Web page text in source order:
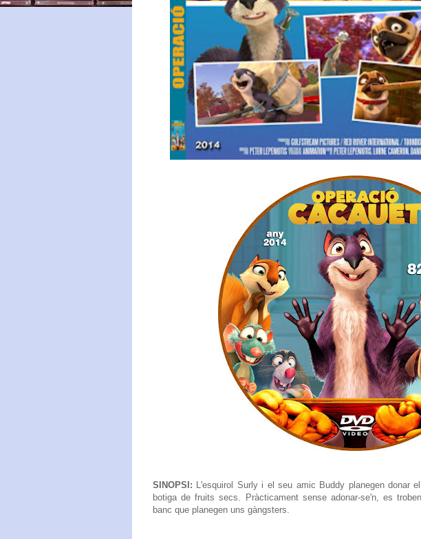
SINOPSI: L'esquirol Surly i el seu amic Buddy planegen donar
botiga de fruits secs. Pràcticament sense adonar-se'n, es
banc que planegen uns gàngsters.